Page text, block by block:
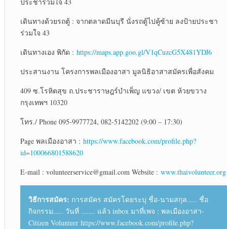
เดินทางด้วยรถตู้ : จากตลาดมีนบุรี นั่งรถตู้ไปคู้ซ้าย ลงป้ายประชา
ร่วมใจ 43
เดินทางเอง พิกัด : https://maps.app.goo.gl/V1qCuzcG5X481YDJ6
ประสานงาน โครงการพลเมืองอาสา มูลนิธิอาสาสมัครเพื่อสังคม
409 ซ.โรหิตสุข ถ.ประชาราษฎร์บำเพ็ญ แขวง/ เขต ห้วยขวาง
กรุงเทพฯ 10320
โทร./ Phone 095-9977724, 082-5142202 (9:00 – 17:30)
Page พลเมืองอาสา : https://www.facebook.com/profile.php?
id=100066801588620
E-mail : volunteerservice@gmail.com Website : www.thaivolunteer.org
วิธีการสมัคร: การสมัคร สมัครโดยระบุ ชื่อ-นามสกุล..... ชื่อ
กิจกรรม..... วันที่ ....... แล้ว inbox มาที่เพจ : พลเมืองอาสา-
Citizen Volunteer https://www.facebook.com/profile.php?